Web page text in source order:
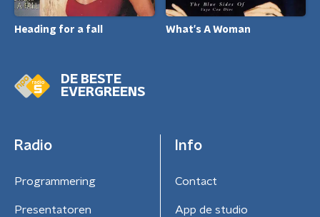
Heading for a fall What's A Woman
DE BESTE
EVERGREENS
Radio
Programmering
Presentatoren
Info
Contact
App de studio